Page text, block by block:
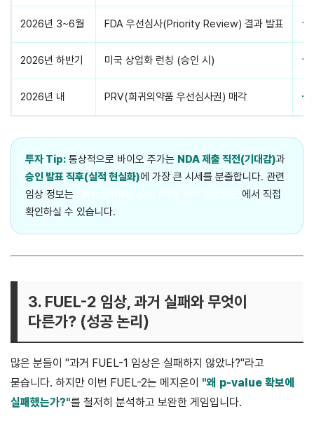
2026년 3~6월 FDA 우선심사(Priority Review) 결과 발표
2026년 하반기 미국 상업화 런칭 (승인 시)
2026년 내 PRV(희귀의약품 우선심사권) 매각
투자 Tip: 통상적으로 바이오 주가는 NDA 제출 직전(기대감)과
승인 발표 직후(실적 현실화)에 가장 큰 시세를 분출합니다. 관련
임상 정보는
에서 직접
확인하실 수 있습니다.
3. FUEL-2 임상, 과거 실패와 무엇이
다른가? (성공 논리)
많은 분들이 "과거 FUEL-1 임상은 실패하지 않았나?"라고
묻습니다. 하지만 이번 FUEL-2는 메지온이 "왜 p-value 확보에
실패했는가?"를 철저히 분석하고 보완한 게임입니다.